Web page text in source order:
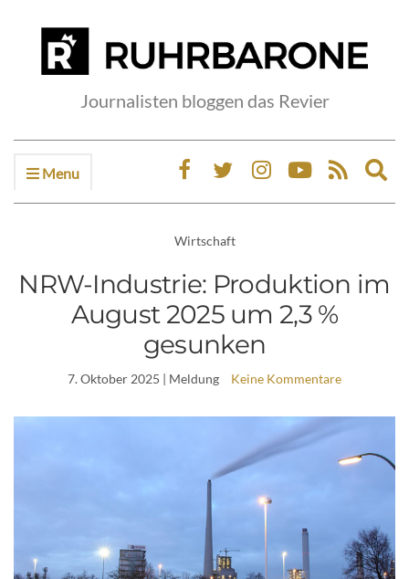
Journalisten bloggen das Revier
Menu
Wirtschaft
NRW-Industrie: Produktion im
August 2025 um 2,3 %
gesunken
7. Oktober 2025 | Meldung Keine Kommentare